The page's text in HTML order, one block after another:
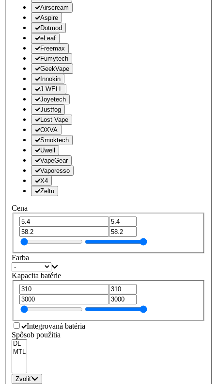
Airscream
Aspire
Dotmod
eLeaf
Freemax
Fumytech
GeekVape
Innokin
J WELL
Joyetech
Justfog
Lost Vape
OXVA
Smoktech
Uwell
VapeGear
Vaporesso
X4
Zeltu
Cena
Farba
Kapacita batérie
Integrovaná batéria
Spôsob použitia
Zvoliť